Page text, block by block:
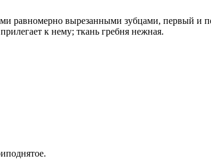
равномерно вырезанными зубцами, первый и
к нему; ткань гребня нежная.